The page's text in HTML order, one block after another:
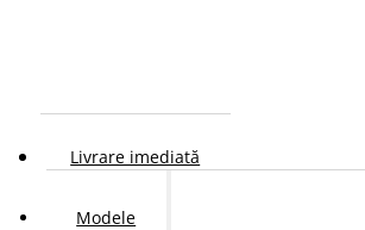
Livrare imediată
Modele